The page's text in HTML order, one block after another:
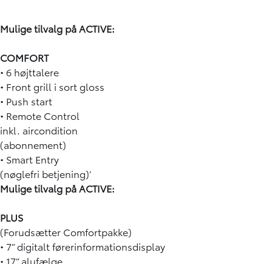
Mulige tilvalg på ACTIVE:
COMFORT
• 6 højttalere
• Front grill i sort gloss
• Push start
• Remote Control
inkl. aircondition
(abonnement)
• Smart Entry
(nøglefri betjening)’
Mulige tilvalg på ACTIVE:
PLUS
(Forudsætter Comfortpakke)
• 7” digitalt førerinformationsdisplay
• 17” alufælge